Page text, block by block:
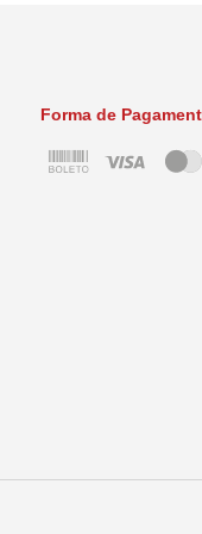
Forma de